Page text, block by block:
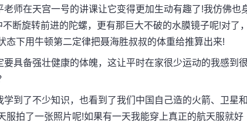
师在天宫一号的讲课让它变得更加生动有趣了!我仿佛也
断旋转前进的陀螺，更有那巨大不破的水膜镜子呢!对了
下用牛顿第二定律把聂海胜叔叔的体重给推算出来!
具备强壮健康的体魄，这让平时在家很少运动的我感到
到了不少知识，也看到了我们中国自己造的火箭、卫星
拍了一张照片呢!如果有一天我能穿上真正的航天服就好